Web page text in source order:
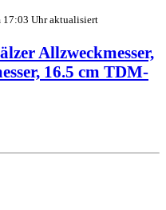
17:03 Uhr aktualisiert
Allzweckmesser,
16.5 cm TDM-